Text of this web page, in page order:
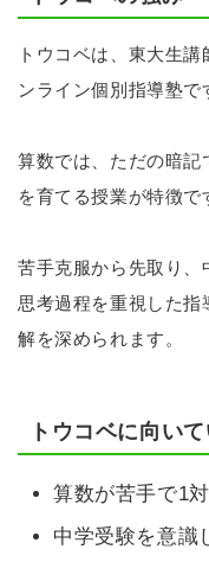
トウコベは、東大生
ンライン個別指導塾で
算数では、ただの暗記
を育てる授業が特徴で
苦手克服から先取り、
思考過程を重視した
解を深められます。
トウコベに向い
算数が苦手で1
中学受験を意識